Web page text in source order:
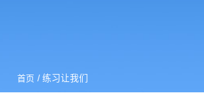
首页 / 练习让我们